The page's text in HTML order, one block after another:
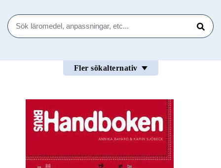
Sök
Sök
Fler sökalternativ